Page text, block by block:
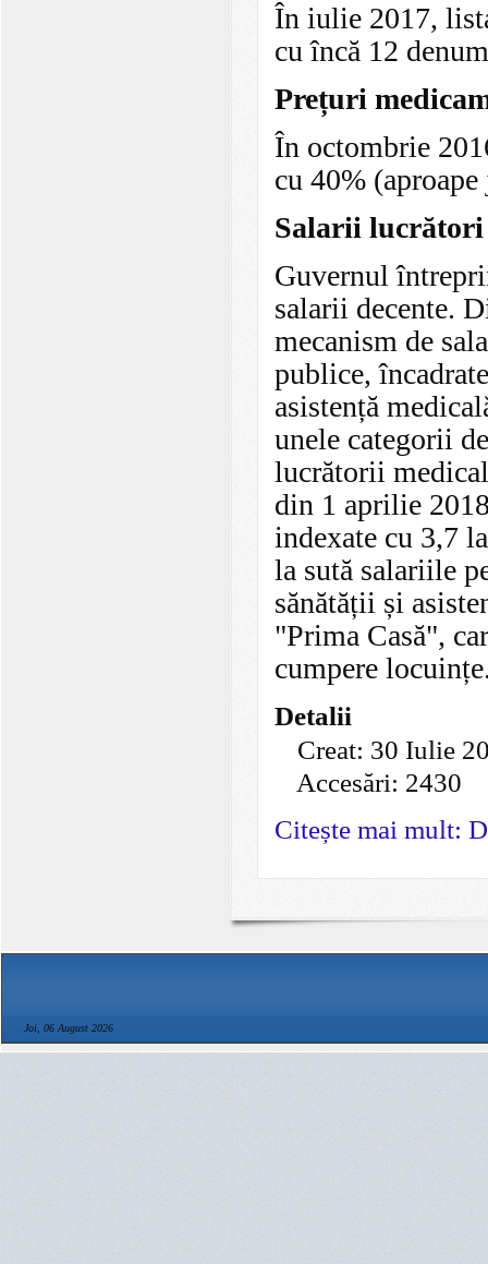
În iulie 2017,
cu încă 12
Prețuri
În octombrie
cu 40%
Salarii
Guvernul
salarii decente.
mecanism de
publice,
asistență
unele categorii
lucrătorii
din 1 aprilie
indexate cu 3,7
la sută salariile
sănătății și
"Prima Casă",
cumpere
Detalii
Creat: 30 Iulie
Accesări: 2430
Citește mai mult:
Joi, 06 August 2026